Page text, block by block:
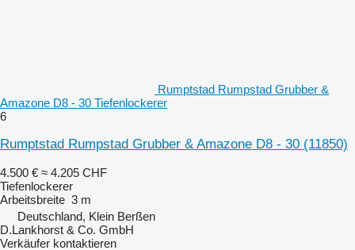
Rumptstad Rumpstad Grubber &
Amazone D8 - 30 Tiefenlockerer
6
Rumptstad Rumpstad Grubber & Amazone D8 - 30 (11850)
4.500 € ≈ 4.205 CHF
Tiefenlockerer
Arbeitsbreite 3 m
Deutschland, Klein Berßen
D.Lankhorst & Co. GmbH
Verkäufer kontaktieren